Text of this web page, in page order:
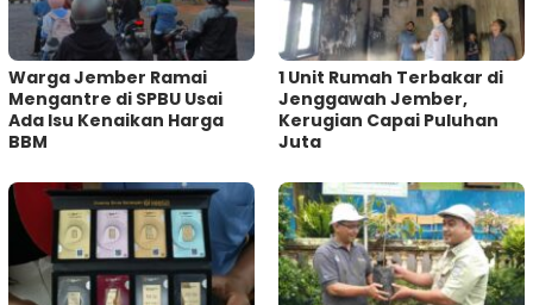
Warga Jember Ramai
Mengantre di SPBU Usai
Ada Isu Kenaikan Harga
BBM
1 Unit Rumah Terbakar di
Jenggawah Jember,
Kerugian Capai Puluhan
Juta